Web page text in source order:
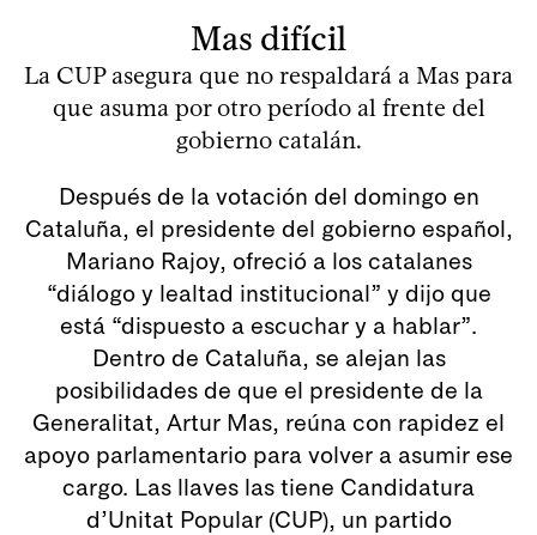
Mas difícil
La CUP asegura que no respaldará a Mas para
que asuma por otro período al frente del
gobierno catalán.
Después de la votación del domingo en
Cataluña, el presidente del gobierno español,
Mariano Rajoy, ofreció a los catalanes
“diálogo y lealtad institucional” y dijo que
está “dispuesto a escuchar y a hablar”.
Dentro de Cataluña, se alejan las
posibilidades de que el presidente de la
Generalitat, Artur Mas, reúna con rapidez el
apoyo parlamentario para volver a asumir ese
cargo. Las llaves las tiene Candidatura
d’Unitat Popular (CUP), un partido